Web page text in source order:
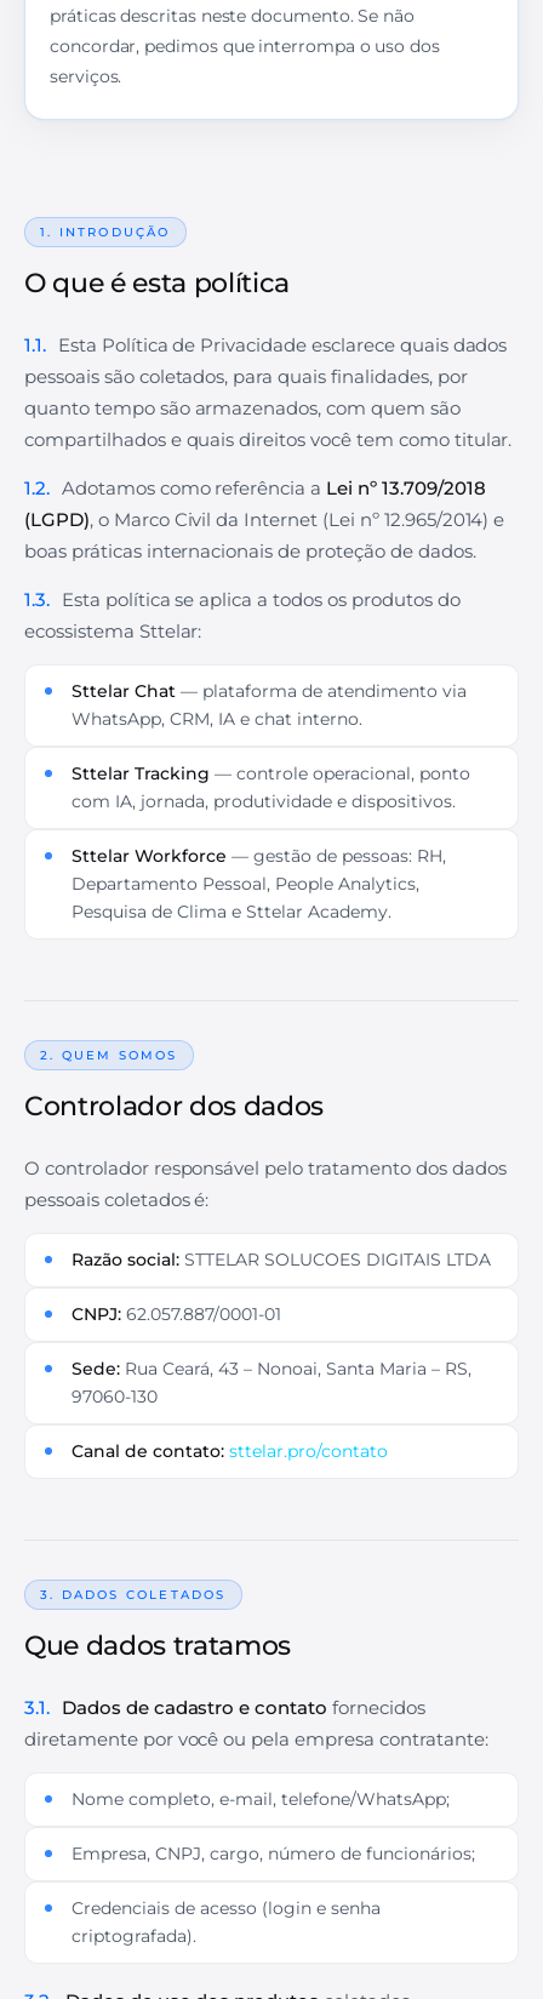
práticas descritas neste documento. Se não
concordar, pedimos que interrompa o uso dos
serviços.
1. INTRODUÇÃO
O que é esta política
1.1.
Esta Política de Privacidade esclarece quais dados
pessoais são coletados, para quais finalidades, por
quanto tempo são armazenados, com quem são
compartilhados e quais direitos você tem como titular.
1.2. Adotamos como referência a Lei nº 13.709/2018
(LGPD), o Marco Civil da Internet (Lei nº 12.965/2014) e
boas práticas internacionais de proteção de dados.
1.3.
Esta política se aplica a todos os produtos do
ecossistema Sttelar:
Sttelar Chat — plataforma de atendimento via
WhatsApp, CRM, IA e chat interno.
Sttelar Tracking — controle operacional, ponto
com IA, jornada, produtividade e dispositivos.
Sttelar Workforce — gestão de pessoas: RH,
Departamento Pessoal, People Analytics,
Pesquisa de Clima e Sttelar Academy.
2. QUEM SOMOS
Controlador dos dados
O controlador responsável pelo tratamento dos dados
pessoais coletados é:
Razão social: STTELAR SOLUCOES DIGITAIS LTDA
CNPJ: 62.057.887/0001-01
Sede: Rua Ceará, 43 – Nonoai, Santa Maria – RS,
97060-130
Canal de contato: sttelar.pro/contato
3. DADOS COLETADOS
Que dados tratamos
3.1. Dados de cadastro e contato fornecidos
diretamente por você ou pela empresa contratante:
Nome completo, e-mail, telefone/WhatsApp;
Empresa, CNPJ, cargo, número de funcionários;
Credenciais de acesso (login e senha
criptografada).